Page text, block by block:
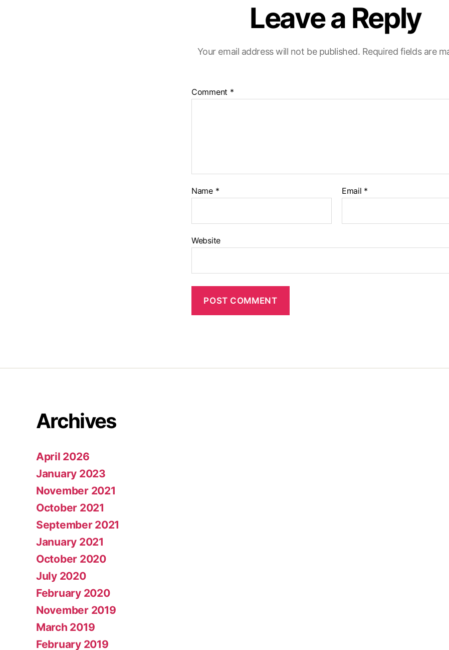
Leave a Reply
Your email address will not be published. Required fields are
Comment *
Name * Email *
Website
Archives
April 2026
January 2023
November 2021
October 2021
September 2021
January 2021
October 2020
July 2020
February 2020
November 2019
March 2019
February 2019